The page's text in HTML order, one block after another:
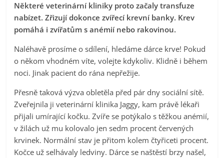
Některé veterinární kliniky proto začaly transfuze
nabízet. Zřizují dokonce zvířecí krevní banky. Krev
pomáhá i zvířatům s anémií nebo rakovinou.
Naléhavě prosíme o sdílení, hledáme dárce krve! Pokud
o někom vhodném víte, volejte kdykoliv. Klidně i během
noci. Jinak pacient do rána nepřežije.
Přesně taková výzva obletěla před pár dny sociální sítě.
Zveřejnila ji veterinární klinika Jaggy, kam právě lékaři
přijali umírající kočku. Zvíře se potýkalo s těžkou anémií,
v žilách už mu kolovalo jen sedm procent červených
krvinek. Normální stav je přitom kolem čtyřiceti procent.
Kočce už selhávaly ledviny. Dárce se naštěstí brzy našel,